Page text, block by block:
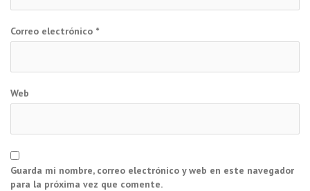
Correo electrónico *
Web
Guarda mi nombre, correo electrónico y web en este navegador
para la próxima vez que comente.